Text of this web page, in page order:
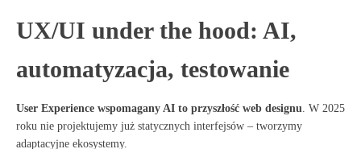
UX/UI under the hood: AI,
automatyzacja, testowanie
User Experience wspomagany AI to przyszłość web designu. W 2025
roku nie projektujemy już statycznych interfejsów – tworzymy
adaptacyjne ekosystemy.